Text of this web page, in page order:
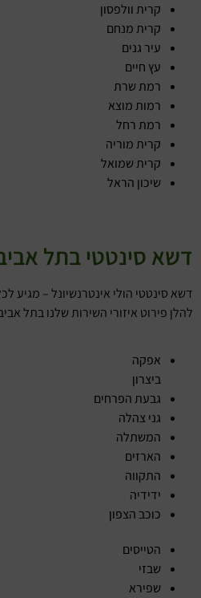
קרית וולפסון
קרית מנחם
עיר גנים
עץ חיים
רמת שרת
רמות מוצא
רמת רחל
קרית מוריה
קרית שמואל
שיכון הראל
דשא סינטטי בתל
דשא סינטטי הולי אינטרנשיונל – מגיע
להלן פירוט איזורי השירות שלנו בתל
אפקה
ביצרון
גבעת הפרחים
גני צהלה
המשתלה
הארזים
התקווה
ידידיה
כוכב הצפון
הטייסים
שבזי
שפירא